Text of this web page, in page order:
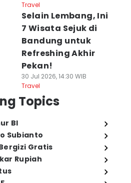
Travel
Selain Lembang, Ini
7 Wisata Sejuk di
Bandung untuk
Refreshing Akhir
Pekan!
30 Jul 2026, 14:30 WIB
Travel
Topics
BI
Subianto
Gratis
Rupiah